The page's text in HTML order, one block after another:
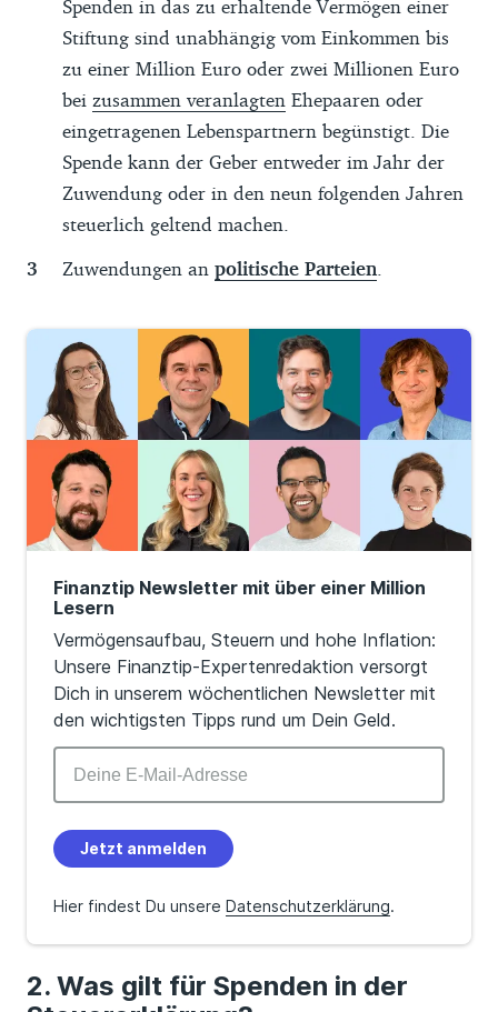
Spenden in das zu erhaltende Vermögen einer
Stiftung sind unabhängig vom Einkommen bis
zu einer Million Euro oder zwei Millionen Euro
bei zusammen veranlagten Ehepaaren oder
eingetragenen Lebenspartnern begünstigt. Die
Spende kann der Geber entweder im Jahr der
Zuwendung oder in den neun folgenden Jahren
steuerlich geltend machen.
Zuwendungen an politische Parteien
Finanztip Newsletter mit über einer Million
Lesern
Vermögensaufbau, Steuern und hohe Inflation:
Unsere Finanztip-Expertenredaktion versorgt
Dich in unserem wöchentlichen Newsletter mit
den wichtigsten Tipps rund um Dein Geld.
Jetzt anmelden
Hier findest Du unsere Datenschutzerklärung.
Was gilt für Spenden in der